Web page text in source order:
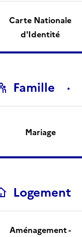
Carte Nationale
d'Identité
Famille
Mariage
Logement
Aménagement -